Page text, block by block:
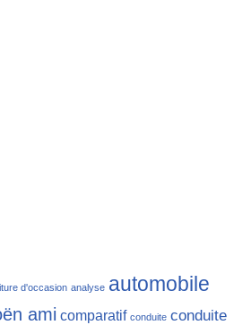
d'occasion analyse automobile
ami comparatif conduite conduite